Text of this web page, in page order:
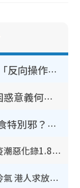
WhatsApp預設貼圖點刪？揭1招「反向操作」還原簡潔介面 附3步實測教學
香港山邊鐵閘邊門大開？內地客困惑意義何在！網民神回覆：呢種叫法理性防禦
鬼門開2026｜農曆七月撞正日全食特別邪？專家警告切忌做一事！揭4大禁忌+2招保平安
奪命寄生蟲｜食生菜狂瀉首現死者！疫潮惡化錄1.8萬宗病例 揭洗菜3大謬誤
內地客歎港人唔識老！揭港鐵保鮮級冷氣 港人求放過：咪投訴